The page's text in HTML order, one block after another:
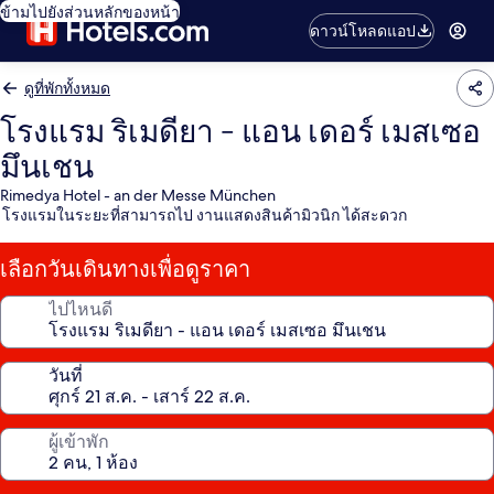
ข้ามไปยังส่วนหลักของหน้า
ดาวน์โหลดแอป
ดูที่พักทั้งหมด
โรงแรม ริเมดียา - แอน เดอร์ เมสเซอ
มึนเชน
Rimedya Hotel - an der Messe München
โรงแรมในระยะที่สามารถไป งานแสดงสินค้ามิวนิก ได้สะดวก
เลือกวันเดินทางเพื่อดูราคา
ไปไหนดี
วันที่
ผู้เข้าพัก